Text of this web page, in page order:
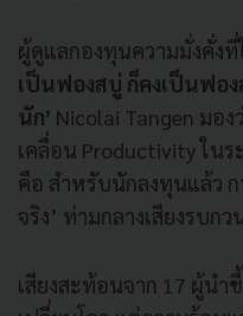
ผู้ดูแลกองทุนความมั่งคั่ง
เป็นฟองสบู่ ก็คงเป็นฟอง
นัก’ Nicolai Tangen มอ
เคลื่อน Productivity ในร
คือ สำหรับนักลงทุนแล้ว ก
จริง’ ท่ามกลางเสียงรบก
เสียงสะท้อนจาก 17 ผู้นำ